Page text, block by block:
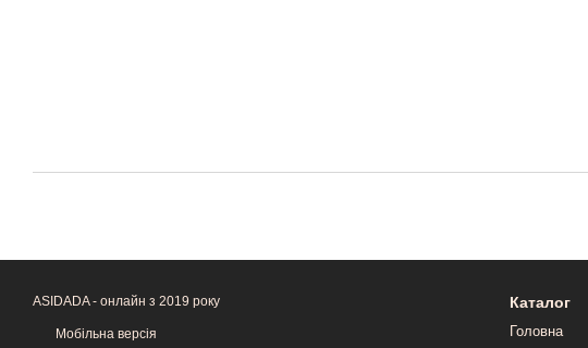
ASIDADA - онлайн з 2019 року
Мобільна версія
Каталог
Головна